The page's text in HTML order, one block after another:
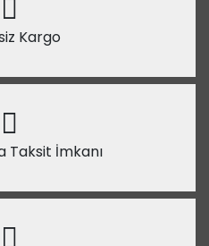
Kargo
Taksit İmkanı